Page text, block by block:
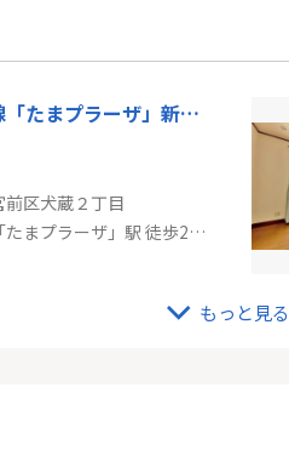
東急田園都市線「たまプラーザ」新築戸建て
区犬蔵２丁目
東急田園都市線「たまプラーザ」駅 徒歩20分
区上の宮１丁目
駅 徒歩13分
もっと見る